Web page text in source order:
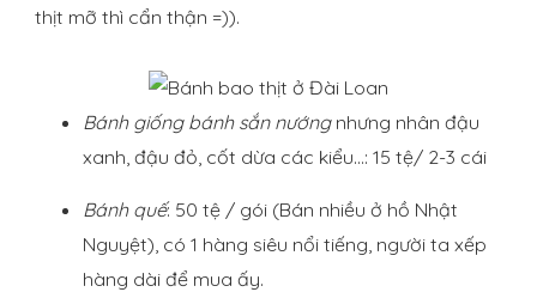
thịt mỡ thì cẩn thận =)).
Bánh giống bánh sắn nướngnhưng nhân đậu
xanh, đậu đỏ, cốt dừa các kiểu…: 15 tệ/ 2-3 cái
Bánh quế: 50 tệ / gói (Bán nhiều ở hồ Nhật
Nguyệt), có 1 hàng siêu nổi tiếng, người ta xếp
hàng dài để mua ấy.